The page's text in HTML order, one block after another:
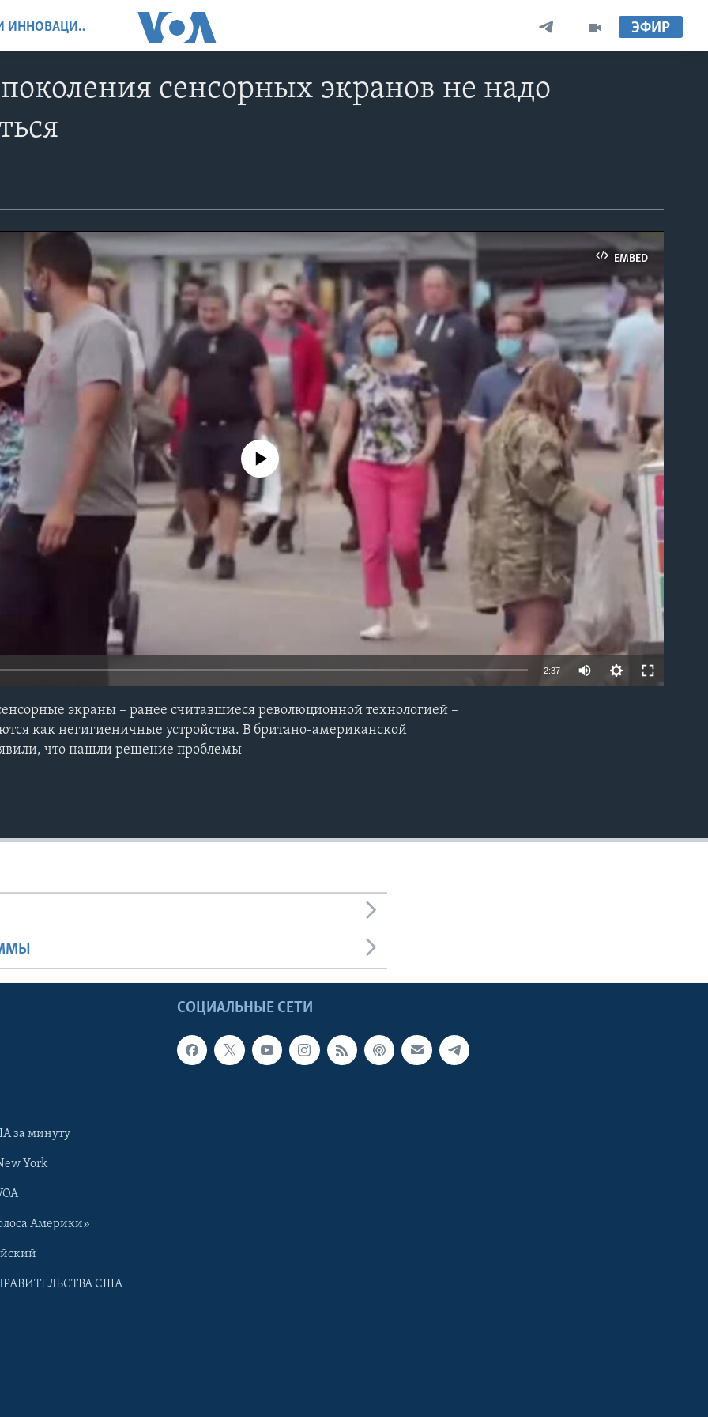
НАУКА, ТЕХНОЛОГИИ И ИННОВАЦИИ ЭФИР
сенсорных экранов не надо
EMBED
No media source currently available
2:37
экраны – ранее считавшиеся революционной технологией –
как негигиеничные устройства. В британо-американской
что нашли решение проблемы
СОЦИАЛЬНЫЕ СЕТИ
за минуту
York
Америки»
США